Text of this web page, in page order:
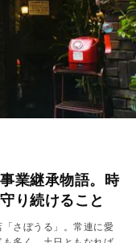
業継承物語。時
り続けること
さぼうる」。常連に愛